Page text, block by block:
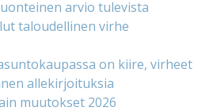
arvio tulevista
taloudellinen virhe
on kiire, virheet
allekirjoituksia
muutokset 2026